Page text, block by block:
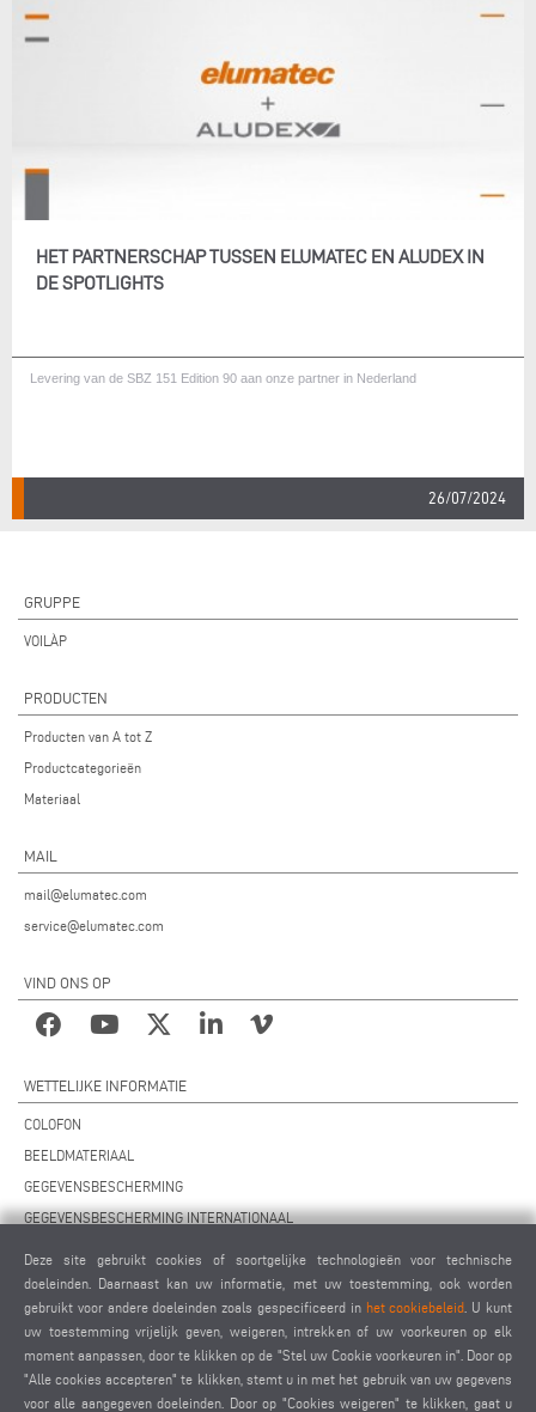
HET PARTNERSCHAP TUSSEN ELUMATEC EN ALUDEX IN
DE SPOTLIGHTS
Levering van de SBZ 151 Edition 90 aan onze partner in Nederland
26/07/2024
GRUPPE
VOILÀP
PRODUCTEN
Producten van A tot Z
Productcategorieën
Materiaal
MAIL
mail@elumatec.com
service@elumatec.com
VIND ONS OP
WETTELIJKE INFORMATIE
COLOFON
BEELDMATERIAAL
GEGEVENSBESCHERMING
GEGEVENSBESCHERMING INTERNATIONAAL
OVEREENKOMST VOOR ONDERHOUD OP AFSTAND
COOKIES INSTELLINGEN
GEDRAGSCODE VOOR LEVERANCIERS
Deze site gebruikt cookies of soortgelijke technologieën voor technische
doeleinden. Daarnaast kan uw informatie, met uw toestemming, ook worden
gebruikt voor andere doeleinden zoals gespecificeerd in het cookiebeleid . U kunt
uw toestemming vrijelijk geven, weigeren, intrekken of uw voorkeuren op elk
moment aanpassen, door te klikken op de "Stel uw Cookie voorkeuren in". Door op
"Alle cookies accepteren" te klikken, stemt u in met het gebruik van uw gegevens
voor alle aangegeven doeleinden. Door op "Cookies weigeren" te klikken, gaat u